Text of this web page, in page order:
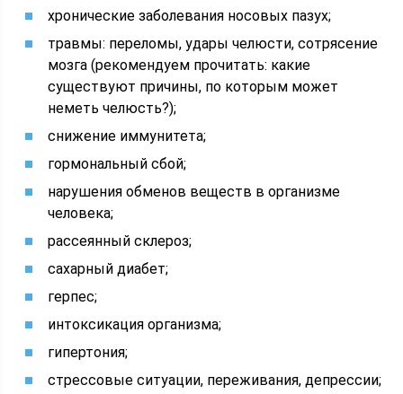
хронические заболевания носовых пазух;
травмы: переломы, удары челюсти, сотрясение
мозга (рекомендуем прочитать: какие
существуют причины, по которым может
неметь челюсть?);
снижение иммунитета;
гормональный сбой;
нарушения обменов веществ в организме
человека;
рассеянный склероз;
сахарный диабет;
герпес;
интоксикация организма;
гипертония;
стрессовые ситуации, переживания, депрессии;